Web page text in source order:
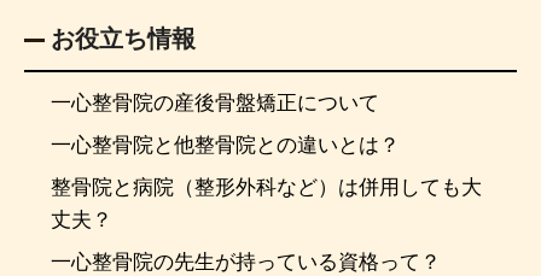
お役立ち情報
一心整骨院の産後骨盤矯正について
一心整骨院と他整骨院との違いとは？
整骨院と病院（整形外科など）は併用しても大
丈夫？
一心整骨院の先生が持っている資格って？